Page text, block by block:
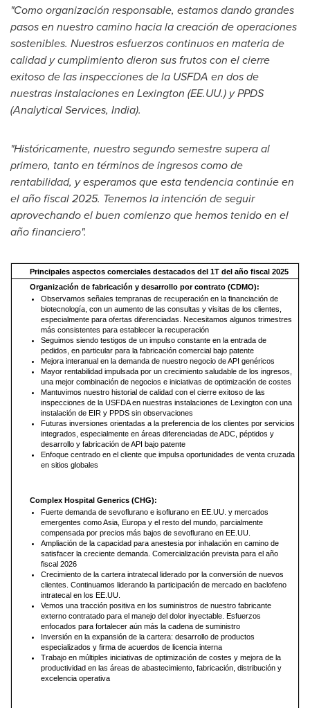
"Como organización responsable, estamos dando grandes
pasos en nuestro camino hacia la creación de operaciones
sostenibles. Nuestros esfuerzos continuos en materia de
calidad y cumplimiento dieron sus frutos con el cierre
exitoso de las inspecciones de la USFDA en dos de
nuestras instalaciones en Lexington (EE.UU.) y PPDS
(Analytical Services, India).
"Históricamente, nuestro segundo semestre supera al
primero, tanto en términos de ingresos como de
rentabilidad, y esperamos que esta tendencia continúe en
el año fiscal 2025. Tenemos la intención de seguir
aprovechando el buen comienzo que hemos tenido en el
año financiero".
Principales aspectos comerciales destacados del 1T del año fiscal 2025
Organización de fabricación y desarrollo por contrato (CDMO):
Observamos señales tempranas de recuperación en la financiación de
biotecnología, con un aumento de las consultas y visitas de los clientes,
especialmente para ofertas diferenciadas. Necesitamos algunos trimestres
más consistentes para establecer la recuperación
Seguimos siendo testigos de un impulso constante en la entrada de
pedidos, en particular para la fabricación comercial bajo patente
Mejora interanual en la demanda de nuestro negocio de API genéricos
Mayor rentabilidad impulsada por un crecimiento saludable de los ingresos,
una mejor combinación de negocios e iniciativas de optimización de costes
Mantuvimos nuestro historial de calidad con el cierre exitoso de las
inspecciones de la USFDA en nuestras instalaciones de Lexington con una
instalación de EIR y PPDS sin observaciones
Futuras inversiones orientadas a la preferencia de los clientes por servicios
integrados, especialmente en áreas diferenciadas de ADC, péptidos y
desarrollo y fabricación de API bajo patente
Enfoque centrado en el cliente que impulsa oportunidades de venta cruzada
en sitios globales
Complex Hospital Generics (CHG):
Fuerte demanda de sevoflurano e isoflurano en EE.UU. y mercados
emergentes como Asia, Europa y el resto del mundo, parcialmente
compensada por precios más bajos de sevoflurano en EE.UU.
Ampliación de la capacidad para anestesia por inhalación en camino de
satisfacer la creciente demanda. Comercialización prevista para el año
fiscal 2026
Crecimiento de la cartera intratecal liderado por la conversión de nuevos
clientes. Continuamos liderando la participación de mercado en baclofeno
intratecal en los EE.UU.
Vemos una tracción positiva en los suministros de nuestro fabricante
externo contratado para el manejo del dolor inyectable. Esfuerzos
enfocados para fortalecer aún más la cadena de suministro
Inversión en la expansión de la cartera: desarrollo de productos
especializados y firma de acuerdos de licencia interna
Trabajo en múltiples iniciativas de optimización de costes y mejora de la
productividad en las áreas de abastecimiento, fabricación, distribución y
excelencia operativa